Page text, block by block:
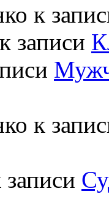
к
к записи
к
записи